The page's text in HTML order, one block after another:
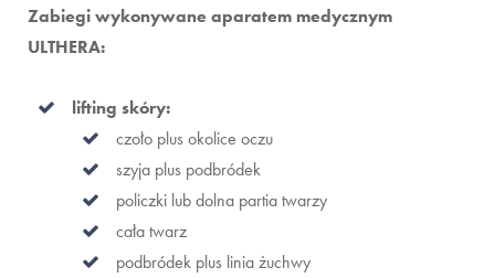
Zabiegi wykonywane aparatem medycznym
ULTHERA:
lifting skóry:
czoło plus okolice oczu
szyja plus podbródek
policzki lub dolna partia twarzy
cała twarz
podbródek plus linia żuchwy